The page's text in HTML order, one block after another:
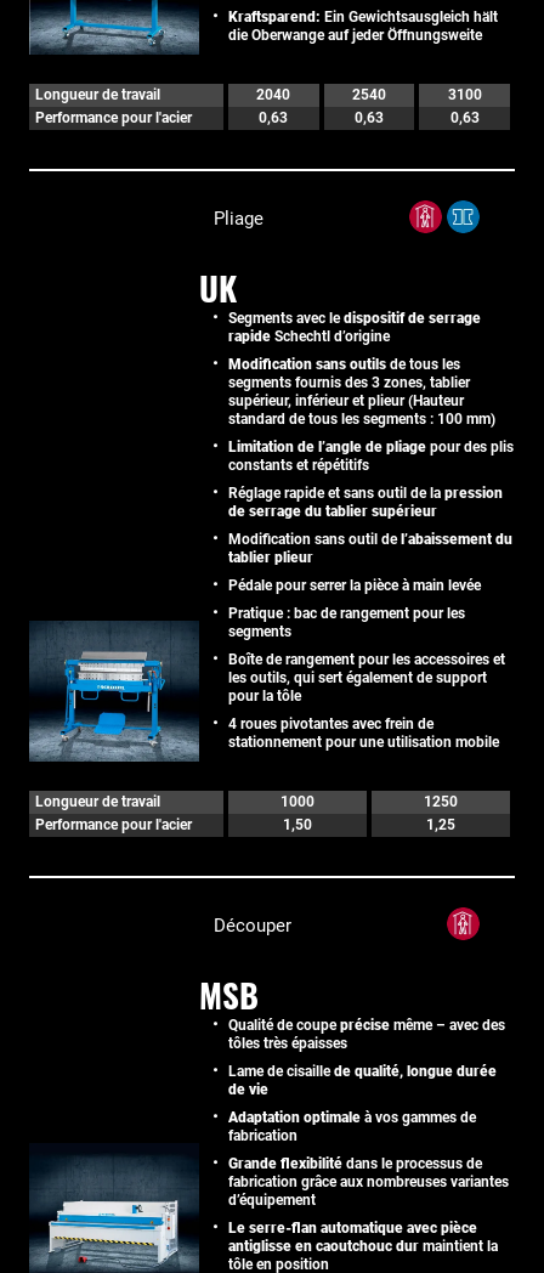
Kraftsparend: Ein Gewichtsausgleich hält
die Oberwange auf jeder Öffnungsweite
Longueur de travail 2040 2540
3100
Performance pour l'acier
0,63 0,63 0,63
Pliage
UK
Segments avec ledispositif de serrage
rapide Schechtl d’origine
Modification sans outils de tous les
segments fournis des 3 zones, tablier
supérieur, inférieur et plieur (Hauteur
standard de tous les segments : 100 mm)
Limitation de l’angle de pliage pour des plis
constants et répétitifs
Réglage rapide et sans outil de la pression
de serrage du tablier supérieur
Modification sans outil de l’abaissement du
tablier plieur
Pédale pour serrer la pièce à main levée
Pratique : bac de rangement pour les
segments
Boîte de rangement pour les accessoires et
les outils, qui sert également de support
pour la tôle
4 roues pivotantes avec frein de
stationnement pour une utilisation mobile
Longueur de travail 1000
1250
Performance pour l'acier
1,50 1,25
Découper
MSB
Qualité de coupeprécise même – avec des
tôles très épaisses
Lame de cisaillede qualité, longue durée
de vie
Adaptation optimale à vos gammes de
fabrication
Grande flexibilité dans le processus de
fabrication grâce aux nombreuses variantes
d’équipement
Le serre-flan automatique avec pièce
antiglisse en caoutchouc dur maintient la
tôle en position